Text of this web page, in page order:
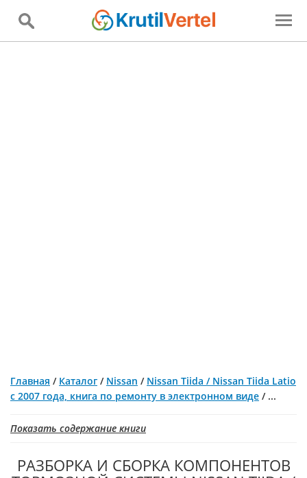
Главная / Каталог / Nissan / Nissan Tiida / Nissan Tiida Latio
с 2007 года, книга по ремонту в электронном виде / ...
Показать содержание книги
РАЗБОРКА И СБОРКА КОМПОНЕНТОВ